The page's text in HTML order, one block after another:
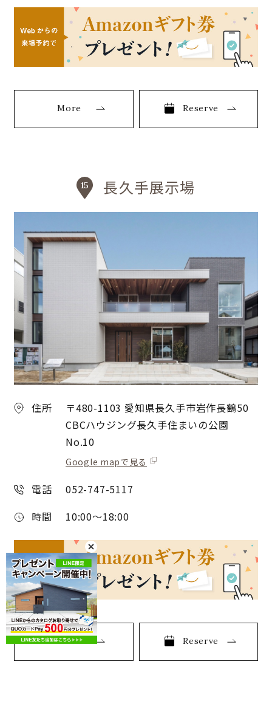
More Reserve
長久手展示場
住所
〒480-1103 愛知県長久手市岩作長鶴50
CBCハウジング長久手住まいの公園
No.10
Google mapで見る
電話
052-747-5117
時間
10:00〜18:00
More Reserve